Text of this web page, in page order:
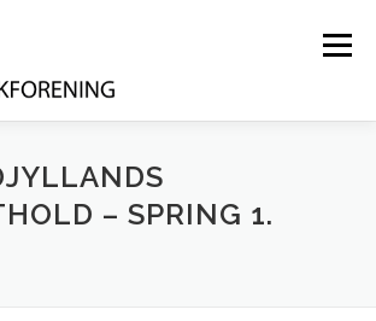
Menu
BLIV FRIVILLIG
– SPRING 1.